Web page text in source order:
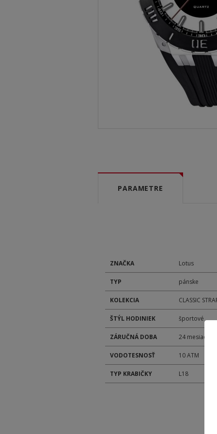
PARAMETRE
ZNAČKA Lotus
TYP pánske
KOLEKCIA CLASSIC
ŠTÝL HODINIEK športové
ZÁRUČNÁ DOBA 24 mesiacov
VODOTESNOSŤ 10 ATM
TYP KRABIČKY L18